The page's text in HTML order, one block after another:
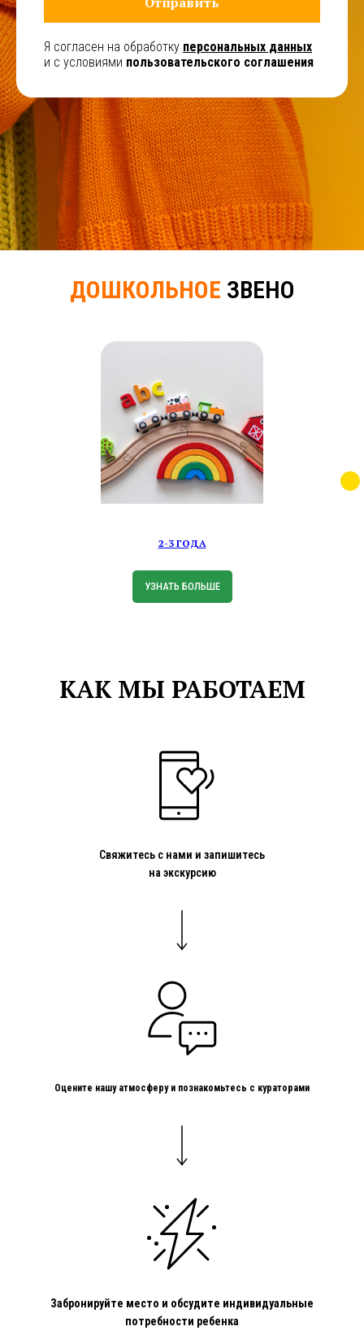
Я согласен на обработку персональных данных
и с условиями пользовательского соглашения
ДОШКОЛЬНОЕ ЗВЕНО
2-3 ГОДА
УЗНАТЬ БОЛЬШЕ
КАК МЫ РАБОТАЕМ
Свяжитесь с нами и запишитесь
на экскурсию
Оцените нашу атмосферу и познакомьтесь с кураторами
Забронируйте место и обсудите индивидуальные
потребности ребенка